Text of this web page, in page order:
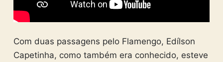
Com duas passagens pelo Flamengo, Edílson
Capetinha, como também era conhecido, esteve